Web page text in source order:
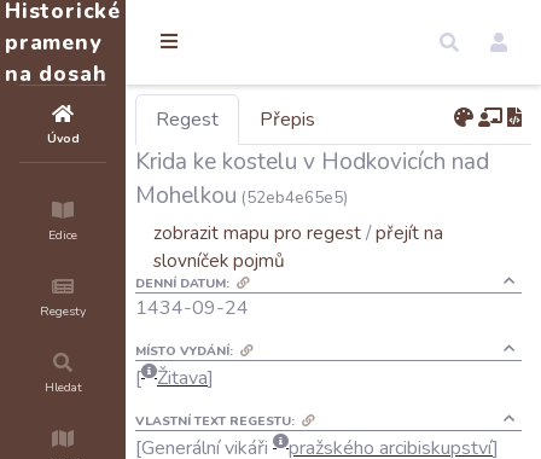
Historické
prameny
na dosah
Úvod
Edice
Regesty
Hledat
Regest Přepis
Krida ke kostelu v Hodkovicích nad
Mohelkou (52eb4e65e5)
zobrazit mapu pro regest/přejít na
slovníček pojmů
DENNÍ DATUM:
1434-09-24
MÍSTO VYDÁNÍ:
Žitava
VLASTNÍ TEXT REGESTU:
Generálnívikáři pražského arcibiskupství